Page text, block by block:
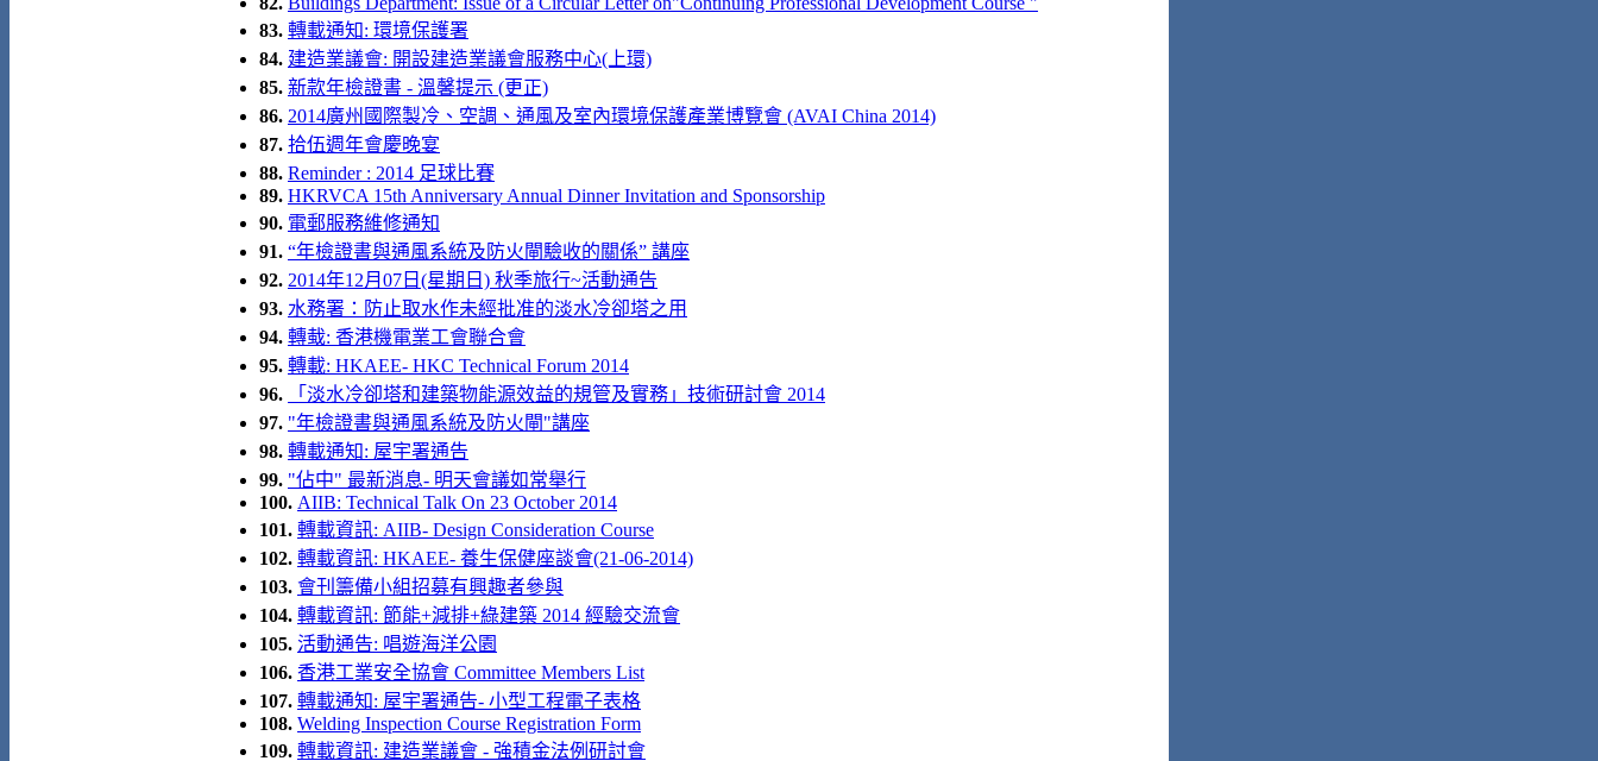
83. 轉載通知: 環境保護署
84. 建造業議會: 開設建造業議會服務中心(上環)
85. 新款年檢證書 - 溫馨提示 (更正)
86. 2014廣州國際製冷、空調、通風及室內環境保護產業博覽會 (AVAI China 2014)
87. 拾伍週年會慶晚宴
88. Reminder : 2014 足球比賽
89. HKRVCA 15th Anniversary Annual Dinner Invitation and Sponsorship
90. 電郵服務維修通知
91. “年檢證書與通風系統及防火閘驗收的關係” 講座
92. 2014年12月07日(星期日) 秋季旅行~活動通告
93. 水務署：防止取水作未經批准的淡水冷卻塔之用
94. 轉蛓: 香港機電業工會聯合會
95. 轉載: HKAEE- HKC Technical Forum 2014
96.
「淡水冷卻塔和建築物能源效益的規管及實務」技術研討會 2014
97. "年檢證書與通風系統及防火閘"講座
98. 轉載通知: 屋宇署通告
99. "佔中" 最新消息- 明天會議如常舉行
100. AIIB: Technical Talk On 23 October 2014
101. 轉載資訊: AIIB- Design Consideration Course
102. 轉載資訊: HKAEE- 養生保健座談會(21-06-2014)
103. 會刊籌備小組招募有興趣者參與
104. 轉載資訊: 節能+減排+綠建築 2014 經驗交流會
105. 活動通告: 唱遊海洋公園
106. 香港工業安全協會 Committee Members List
107. 轉載通知: 屋宇署通告- 小型工程電子表格
108. Welding Inspection Course Registration Form
109. 轉載資訊: 建造業議會 - 強積金法例研討會